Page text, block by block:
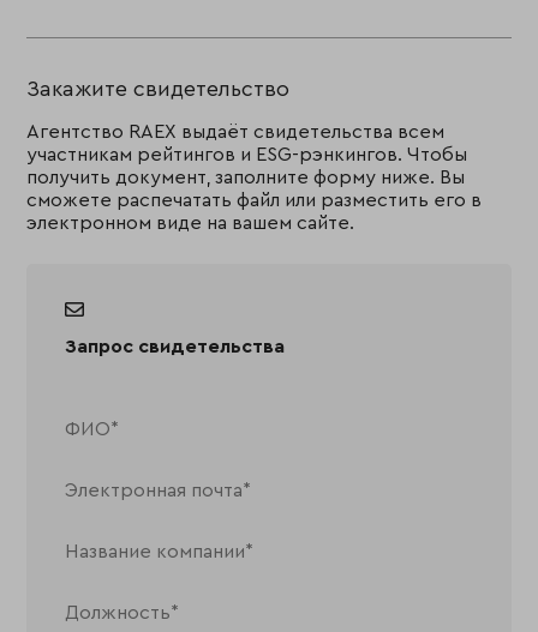
Закажите свидетельство
Агентство RAEX выдаёт свидетельства всем
участникам рейтингов и ESG-рэнкингов. Чтобы
получить документ, заполните форму ниже. Вы
сможете распечатать файл или разместить его в
электронном виде на вашем сайте.
Запрос свидетельства